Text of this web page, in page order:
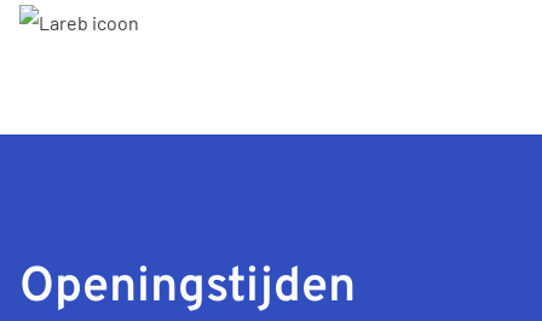
Openingstijden